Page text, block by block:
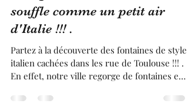
Franck BRUGUIERE
Les fontaines à ne pas
manquer à Toulouse...il
souffle comme un petit air